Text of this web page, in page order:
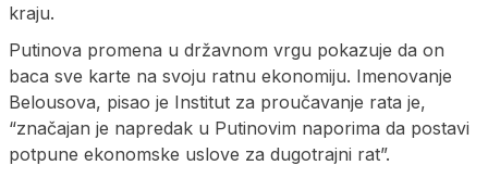
kraju.
Putinova promena u državnom vrgu pokazuje da on
baca sve karte na svoju ratnu ekonomiju. Imenovanje
Belousova, pisao je Institut za proučavanje rata je,
“značajan je napredak u Putinovim naporima da postavi
potpune ekonomske uslove za dugotrajni rat”.